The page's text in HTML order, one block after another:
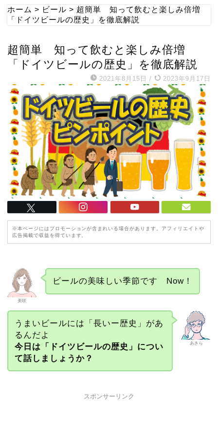
ホーム > ビール > 超簡単 知って飲むと楽しみ倍増
「ドイツビールの歴史」を徹底解説
超簡単 知って飲むと楽しみ倍増
「ドイツビールの歴史」を徹底解説
2021年8月15日 / 2023年9月17日
※本ページにはプロモーションが含まれいる場合があります。アフィリエイトや
広告掲載で収益を得ています。
美咲
ビールの美味しい季節です Now！
あきら
うまいビールには「長いー歴史」があ
るんだよ
今日は「ドイツビールの歴史」につい
て話しましょうか？
スポンサーリンク